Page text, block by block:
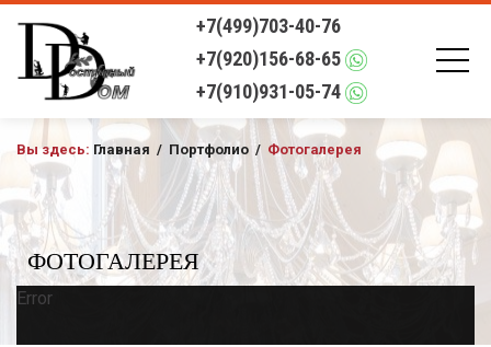
+7(499)703-40-76
+7(920)156-68-65
+7(910)931-05-74
Вы здесь: Главная / Портфолио / Фотогалерея
ФОТОГАЛЕРЕЯ
Error